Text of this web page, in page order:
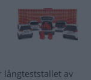
långteststallet av